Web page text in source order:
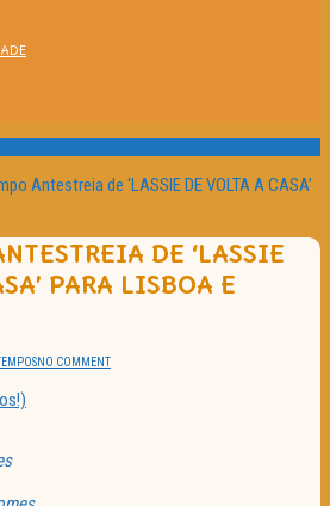
Antestreia de ‘LASSIE DE VOLTA A CASA’
DE ‘LASSIE
PARA LISBOA E
NO COMMENT